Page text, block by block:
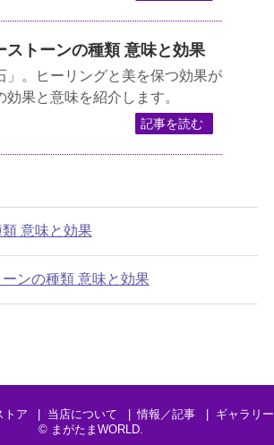
トーンの種類 意味と効果
。ヒーリングと美を保つ効果が
果と意味を紹介します。
記事を読む
意味と効果
ンの種類 意味と効果
トア 当店について 情報／記事
ギャラリー
© まがたまWORLD.